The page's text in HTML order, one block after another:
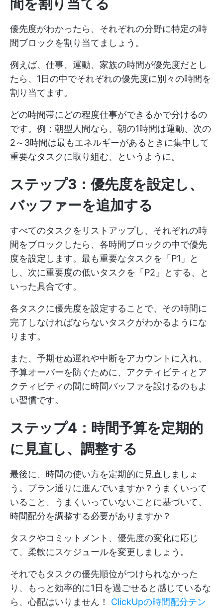
間を割り当てる
優先度がわかったら、それぞれの分野に特定の時
間ブロックを割り当てましょう。
例えば、仕事、運動、家族の時間が優先度だとし
たら、1日の中でそれぞれの優先度に別々の時間を
割り当てます。
どの時間帯にどの程度仕事ができるかで分けるの
です。例：朝型人間なら、朝の1時間は運動、次の
2～3時間は最もエネルギーがあるときに集中して
重要なタスクに取り組む、というように。
ステップ3：優先度を設定し、
バッファーを追加する
すべてのタスクをリストアップし、それぞれの時
間をブロックしたら、各時間ブロックの中で優先
度を設定します。最も重要なタスクを「P1」と
し、次に重要度の低いタスクを「P2」とする、と
いった具合です。
各タスクに優先度を設定することで、その時間に
完了しなければならないタスクがわかるようにな
ります。
また、予期せぬ遅れや中断をアカウントに入れ、
予算オーバーを防ぐために、アクティビティとア
クティビティの間に時間バッファを設けるのもよ
い習慣です。
ステップ4：時間予算を定期的
に見直し、調整する
最後に、時間の使い方を定期的に見直しましょ
う。プラン通りに進んでいますか？うまくいって
いること、うまくいっていないことに基づいて、
時間配分を調整する必要がありますか？
タスクやコミットメント、優先度の変化に応じ
て、柔軟にスケジュールを変更しましょう。
それでもタスクの優先順位がつけられなかった
り、もっと効率的に1日を過ごせると感じているな
ら、心配はいりません！ ClickUpの時間配分テン